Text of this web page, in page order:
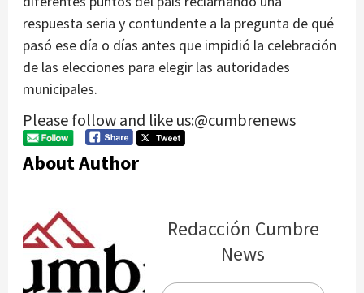
respuesta seria y contundente a la pregunta de qué
pasó ese día o días antes que impidió la celebración
de las elecciones para elegir las autoridades
municipales.
Please follow and like us:@cumbrenews
About Author
Redacción Cumbre
News